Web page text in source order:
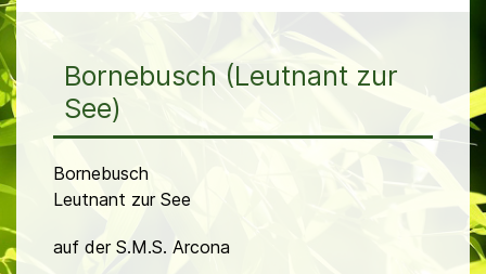
Bornebusch (Leutnant zur
See)
Bornebusch
Leutnant zur See
auf der S.M.S. Arcona